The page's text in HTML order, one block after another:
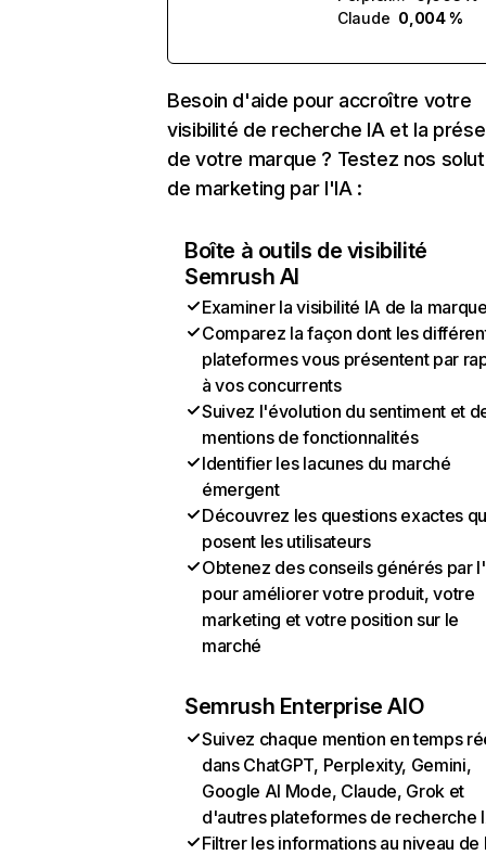
Claude 0,004 %
Besoin d'aide pour accroître votre
visibilité de recherche IA et la
de votre marque ? Testez nos
de marketing par l'IA :
Boîte à outils de visibilité
Semrush AI
Examiner la visibilité IA de la
Comparez la façon dont les
plateformes vous présentent par
à vos concurrents
Suivez l'évolution du sentiment et
mentions de fonctionnalités
Identifier les lacunes du marché
émergent
Découvrez les questions exactes
posent les utilisateurs
Obtenez des conseils générés par
pour améliorer votre produit, votre
marketing et votre position sur le
marché
Semrush Enterprise AIO
Suivez chaque mention en temps
dans ChatGPT, Perplexity, Gemini,
Google AI Mode, Claude, Grok et
d'autres plateformes de recherche
Filtrer les informations au niveau de